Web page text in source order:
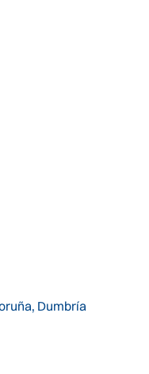
Dumbría